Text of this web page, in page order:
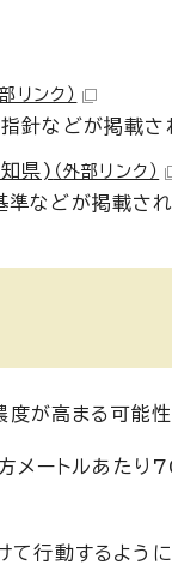
リンク）
などが掲載さ
県) （外部リンク）
などが掲載され
が高まる可能性
ートルあたり
行動するように